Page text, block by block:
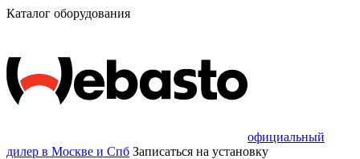
Каталог оборудования
официальный
дилер в Москве и Спб Записаться на установку